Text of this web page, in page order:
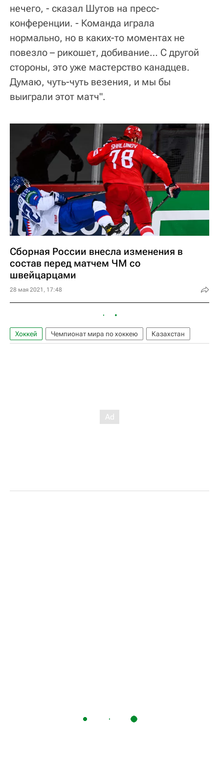
нечего, - сказал Шутов на пресс-
конференции. - Команда играла
нормально, но в каких-то моментах не
повезло – рикошет, добивание… С другой
стороны, это уже мастерство канадцев.
Думаю, чуть-чуть везения, и мы бы
выиграли этот матч".
Сборная России внесла изменения в
состав перед матчем ЧМ со
швейцарцами
28 мая 2021, 17:48
Хоккей Чемпионат мира по хоккею Казахстан